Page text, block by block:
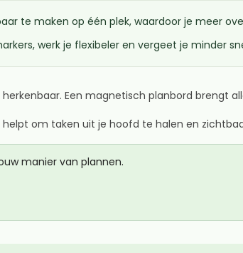
te maken op één plek, waardoor je meer
werk je flexibeler en vergeet je minder
Een magnetisch planbord brengt
om taken uit je hoofd te halen en
manier van plannen.